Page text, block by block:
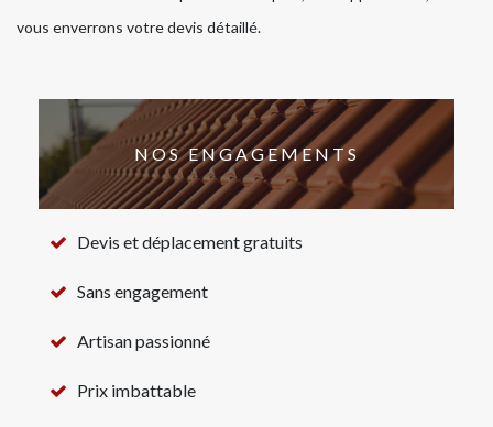
vous enverrons votre devis détaillé.
NOS ENGAGEMENTS
Devis et déplacement gratuits
Sans engagement
Artisan passionné
Prix imbattable